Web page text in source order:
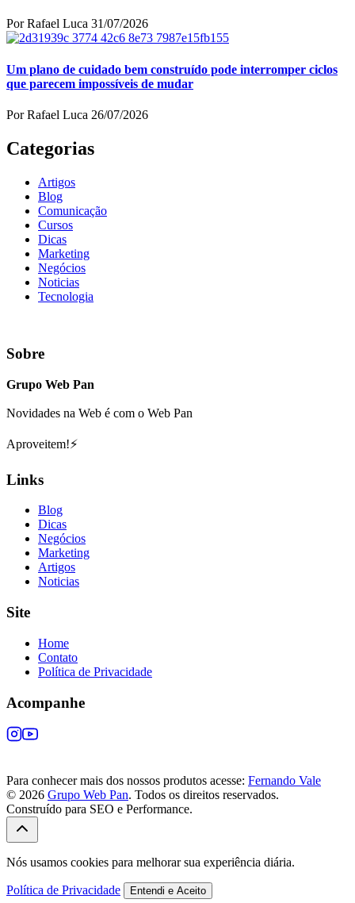
Por Rafael Luca 31/07/2026
Um plano de cuidado bem construído pode interromper ciclos
que parecem impossíveis de mudar
Por Rafael Luca 26/07/2026
Categorias
Artigos
Blog
Comunicação
Cursos
Dicas
Marketing
Negócios
Noticias
Tecnologia
Sobre
Grupo Web Pan
Novidades na Web é com o Web Pan
Aproveitem!⚡
Links
Blog
Dicas
Negócios
Marketing
Artigos
Noticias
Site
Home
Contato
Política de Privacidade
Acompanhe
Para conhecer mais dos nossos produtos acesse: Fernando Vale
© 2026 Grupo Web Pan. Todos os direitos reservados.
Construído para SEO e Performance.
Nós usamos cookies para melhorar sua experiência diária.
Política de Privacidade Entendi e Aceito